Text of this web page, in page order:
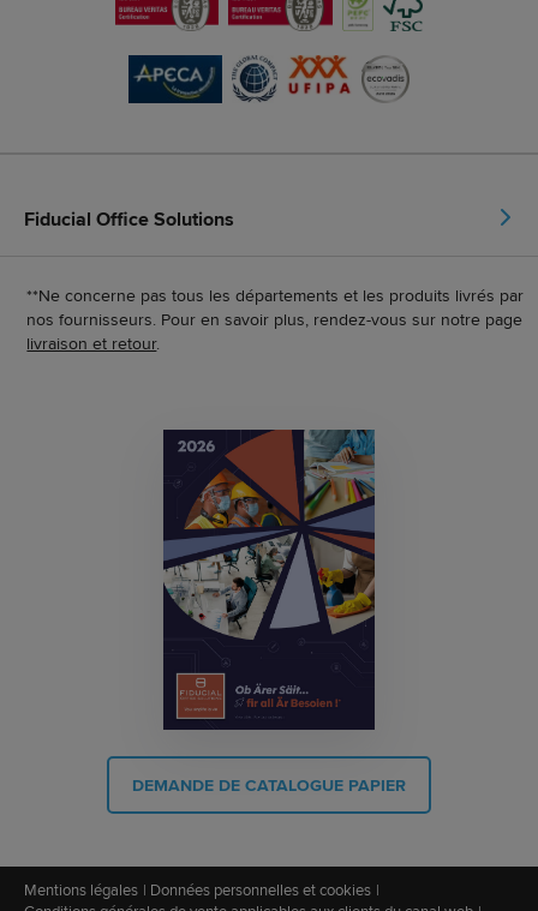
Fiducial Office Solutions
**Ne concerne pas tous les départements et les produits livrés par
nos fournisseurs. Pour en savoir plus, rendez-vous sur notre page
livraison et retour.
DEMANDE DE CATALOGUE PAPIER
Mentions légales
Données personnelles et cookies